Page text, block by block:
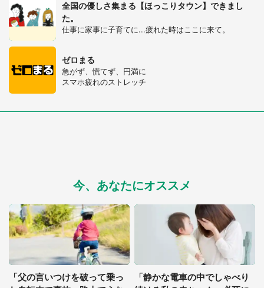
全国の優しさ集まる【ほっこりタウン】できまし
た。
仕事に家事に子育てに...疲れた時はここに来て。
ゼロまる
急がず、慌てず、円満に
スマホ疲れのストレッチ
今、あなたにオススメ
「父の言いつけを破って乗っ
「静かな電車の中でしゃべり